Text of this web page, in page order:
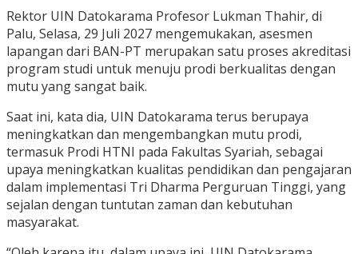
Rektor UIN Datokarama Profesor Lukman Thahir, di
Palu, Selasa, 29 Juli 2027 mengemukakan, asesmen
lapangan dari BAN-PT merupakan satu proses akreditasi
program studi untuk menuju prodi berkualitas dengan
mutu yang sangat baik.
Saat ini, kata dia, UIN Datokarama terus berupaya
meningkatkan dan mengembangkan mutu prodi,
termasuk Prodi HTNI pada Fakultas Syariah, sebagai
upaya meningkatkan kualitas pendidikan dan pengajaran
dalam implementasi Tri Dharma Perguruan Tinggi, yang
sejalan dengan tuntutan zaman dan kebutuhan
masyarakat.